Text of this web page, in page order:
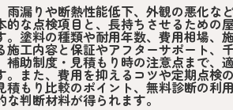
漏りや断熱性能低下、外観の悪化な
な点検項目と、長持ちさせるための
塗料の種類や耐用年数、費用相場、
工内容と保証やアフターサポート、
助制度・見積もり時の注意点まで、
また、費用を抑えるコツや定期点検
もり比較のポイント、無料診断の利
な判断材料が得られます。